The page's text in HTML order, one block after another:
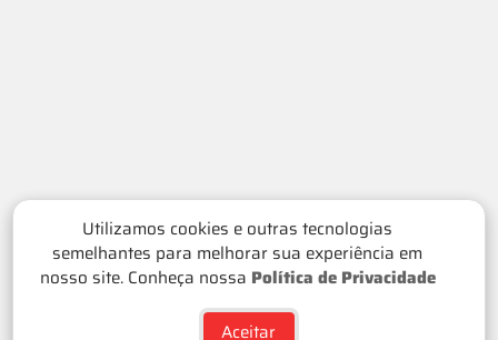
Utilizamos cookies e outras tecnologias
semelhantes para melhorar sua experiência em
nosso site. Conheça nossa Política de Privacidade
Aceitar